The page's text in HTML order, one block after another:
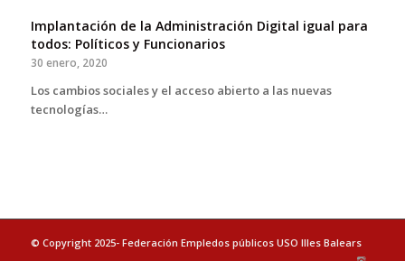
Implantación de la Administración Digital igual para
todos: Políticos y Funcionarios
30 enero, 2020
Los cambios sociales y el acceso abierto a las nuevas
tecnologías…
© Copyright 2025- Federación Empledos públicos USO Illes Balears